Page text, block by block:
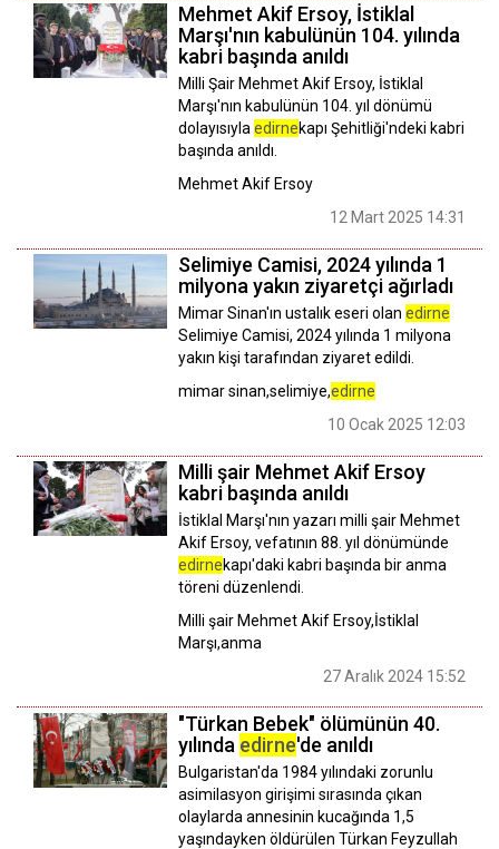
Mehmet Akif Ersoy, İstiklal
Marşı'nın kabulünün 104. yılında
kabri başında anıldı
Milli Şair Mehmet Akif Ersoy, İstiklal
Marşı'nın kabulünün 104. yıl dönümü
dolayısıyla edirnekapı Şehitliği'ndeki kabri
başında anıldı.
Mehmet Akif Ersoy
12 Mart 2025 14:31
Selimiye Camisi, 2024 yılında 1
milyona yakın ziyaretçi ağırladı
Mimar Sinan'ın ustalık eseri olan edirne
Selimiye Camisi, 2024 yılında 1 milyona
yakın kişi tarafından ziyaret edildi.
mimar sinan,selimiye,edirne
10 Ocak 2025 12:03
Milli şair Mehmet Akif Ersoy
kabri başında anıldı
İstiklal Marşı'nın yazarı milli şair Mehmet
Akif Ersoy, vefatının 88. yıl dönümünde
edirnekapı'daki kabri başında bir anma
töreni düzenlendi.
Milli şair Mehmet Akif Ersoy,İstiklal
Marşı,anma
27 Aralık 2024 15:52
"Türkan Bebek" ölümünün 40.
yılında edirne'de anıldı
Bulgaristan'da 1984 yılındaki zorunlu
asimilasyon girişimi sırasında çıkan
olaylarda annesinin kucağında 1,5
yaşındayken öldürülen Türkan Feyzullah